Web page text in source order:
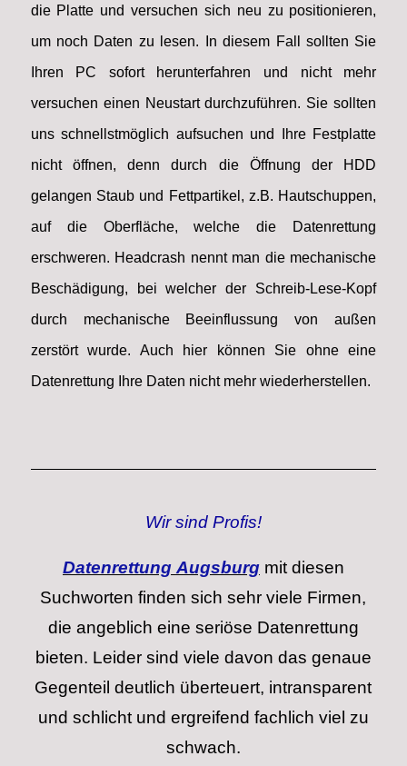
die Platte und versuchen sich neu zu positionieren,
um noch Daten zu lesen. In diesem Fall sollten Sie
Ihren PC sofort herunterfahren und nicht mehr
versuchen einen Neustart durchzuführen. Sie sollten
uns schnellstmöglich aufsuchen und Ihre Festplatte
nicht öffnen, denn durch die Öffnung der HDD
gelangen Staub und Fettpartikel, z.B. Hautschuppen,
auf die Oberfläche, welche die Datenrettung
erschweren. Headcrash nennt man die mechanische
Beschädigung, bei welcher der Schreib-Lese-Kopf
durch mechanische Beeinflussung von außen
zerstört wurde. Auch hier können Sie ohne eine
Datenrettung Ihre Daten nicht mehr wiederherstellen.
Wir sind Profis!
Datenrettung Augsburgmit diesen
Suchworten finden sich sehr viele Firmen,
die angeblich eine seriöse Datenrettung
bieten. Leider sind viele davon das genaue
Gegenteil deutlich überteuert, intransparent
und schlicht und ergreifend fachlich viel zu
schwach.